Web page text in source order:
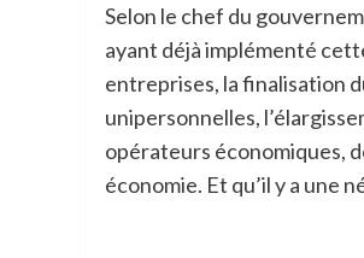
Selon le chef du
ayant déjà implémenté
entreprises, la finalisation
unipersonnelles,
opérateurs économiques,
économie. Et qu’il y a une